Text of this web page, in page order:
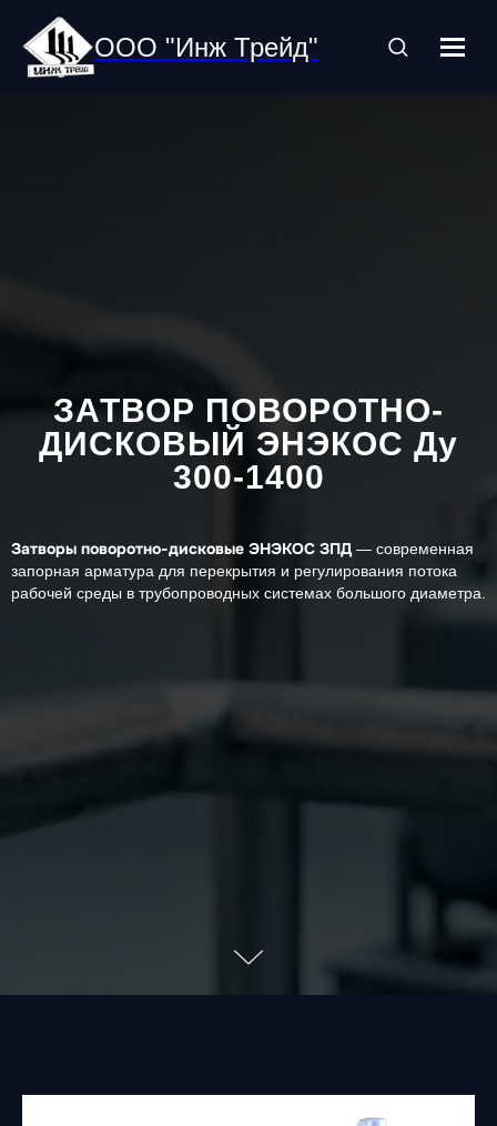
ООО "Инж Трейд"
ЗАТВОР ПОВОРОТНО-
ДИСКОВЫЙ ЭНЭКОС Ду
300-1400
Затворы поворотно-дисковые ЭНЭКОС ЗПД— современная
запорная арматура для перекрытия и регулирования потока
рабочей среды в трубопроводных системах большого диаметра.